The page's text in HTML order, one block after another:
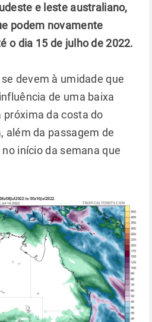
e leste australiano,
podem novamente
o dia 15 de julho de 2022.
devem à umidade que
de uma baixa
da costa do
além da passagem de
início da semana que